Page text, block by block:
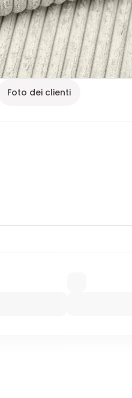
Foto dei clienti